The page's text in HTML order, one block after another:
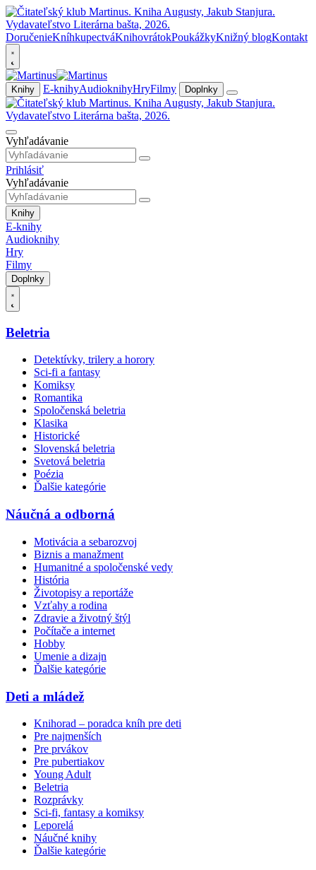
DoručenieKníhkupectváKnihovrátokPoukážkyKnižný blogKontakt
Knihy E-knihyAudioknihyHryFilmy Doplnky
Vyhľadávanie
Prihlásiť
Vyhľadávanie
Knihy
E-knihy
Audioknihy
Hry
Filmy
Doplnky
Beletria
Detektívky, trilery a horory
Sci-fi a fantasy
Komiksy
Romantika
Spoločenská beletria
Klasika
Historické
Slovenská beletria
Svetová beletria
Poézia
Ďalšie kategórie
Náučná a odborná
Motivácia a sebarozvoj
Biznis a manažment
Humanitné a spoločenské vedy
História
Životopisy a reportáže
Vzťahy a rodina
Zdravie a životný štýl
Počítače a internet
Hobby
Umenie a dizajn
Ďalšie kategórie
Deti a mládež
Knihorad – poradca kníh pre deti
Pre najmenších
Pre prvákov
Pre pubertiakov
Young Adult
Beletria
Rozprávky
Sci-fi, fantasy a komiksy
Leporelá
Náučné knihy
Ďalšie kategórie